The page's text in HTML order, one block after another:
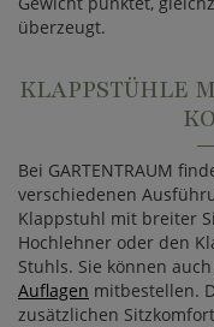
überzeugt.
KLAPPSTÜHLE
Bei GARTENTRAUM
verschiedenen
Klappstuhl mit breiter
Hochlehner oder den
Stuhls. Sie können
Auflagen mitbestellen.
zusätzlichen